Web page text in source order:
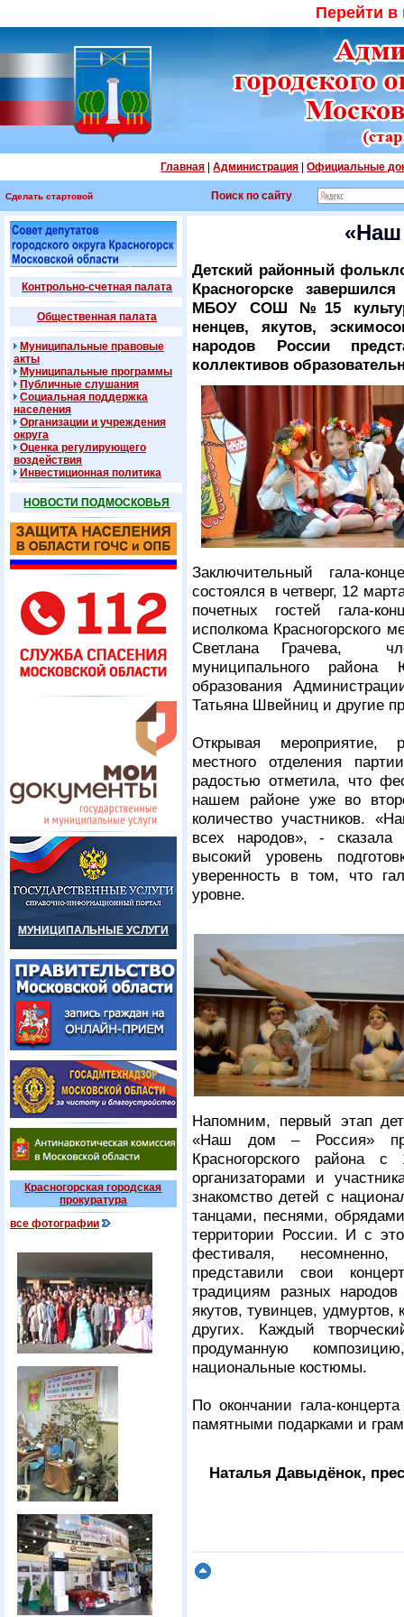
Перейти
Главная |Администрация |Официальные
Сделать стартовой Поиск по сайту
Контрольно-счетная палата
Общественная палата
Муниципальные правовые
акты
Муниципальные программы
Публичные слушания
Социальная поддержка
населения
Организации и учреждения
округа
Оценка регулирующего
воздействия
Инвестиционная политика
НОВОСТИ ПОДМОСКОВЬЯ
МУНИЦИПАЛЬНЫЕ УСЛУГИ
Красногорская городская
прокуратура
все фотографии
«Наш
Детский районный
Красногорске
МБОУ СОШ №15
ненцев, якутов,
народов России
коллективов
Заключительный гала-
состоялся в четверг, 12
почетных гостей гала-
исполкома Красногорского
Светлана Грачева,
муниципального района
образования
Татьяна Швейниц и другие
Открывая мероприятие,
местного отделения
радостью отметила, что
нашем районе уже во
количество участников.
всех народов», - сказала
высокий уровень
уверенность в том, что
уровне.
Напомним, первый этап
«Наш дом – Россия»
Красногорского
организаторами и
знакомство детей с
танцами, песнями,
территории России. И с
фестиваля,
представили свои
традициям разных
якутов, тувинцев, удмуртов,
других. Каждый
продуманную
национальные костюмы.
По окончании гала-
памятными подарками и
Наталья Давыдёнок,